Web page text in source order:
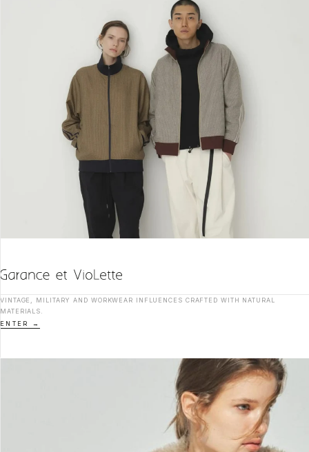
VINTAGE, MILITARY AND WORKWEAR INFLUENCES CRAFTED WITH NATURAL
MATERIALS.
ENTER